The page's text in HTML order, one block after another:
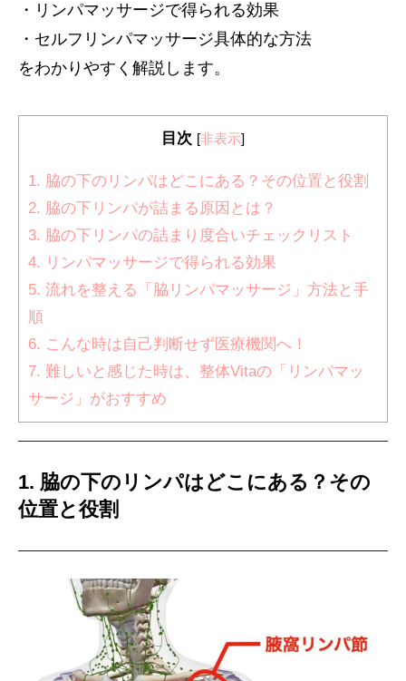
・リンパマッサージで得られる効果
・セルフリンパマッサージ具体的な方法
をわかりやすく解説します。
目次 [非表示]
1. 脇の下のリンパはどこにある？その位置と役割
2. 脇の下リンパが詰まる原因とは？
3. 脇の下リンパの詰まり度合いチェックリスト
4. リンパマッサージで得られる効果
5. 流れを整える「脇リンパマッサージ」方法と手
順
6. こんな時は自己判断せず医療機関へ！
7. 難しいと感じた時は、整体Vitaの「リンパマッ
サージ」がおすすめ
1. 脇の下のリンパはどこにある？その
位置と役割